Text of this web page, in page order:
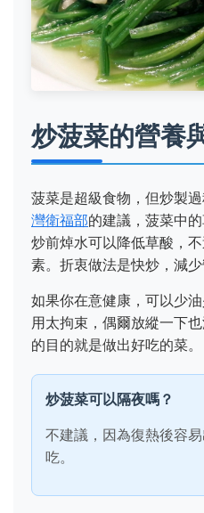
炒菠菜的營養
菠菜是超級食物，但炒製
灣衛福部的建議，菠菜中
炒前焯水可以降低草酸，
素。折衷做法是快炒，減少
如果你在意健康，可以少
用太拘束，偶爾放縱一下
的目的就是做出好吃的菜。
炒菠菜可以隔夜嗎？
不建議，因為復熱後容
吃。